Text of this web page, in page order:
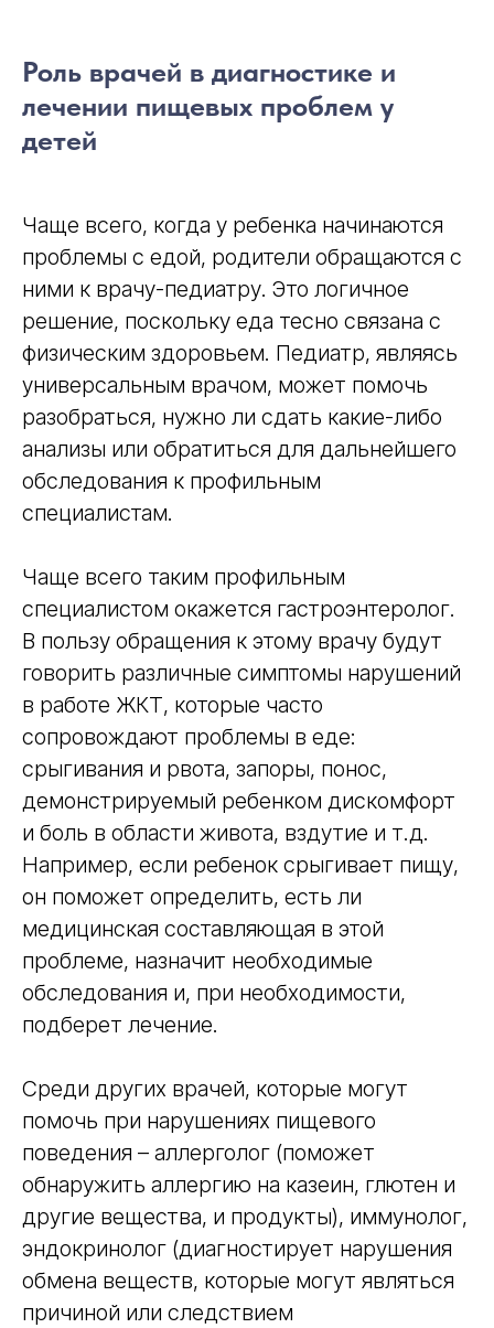
Роль врачей в диагностике и
лечении пищевых проблем у
детей
Чаще всего, когда у ребенка начинаются
проблемы с едой, родители обращаются с
ними к врачу-педиатру. Это логичное
решение, поскольку еда тесно связана с
физическим здоровьем. Педиатр, являясь
универсальным врачом, может помочь
разобраться, нужно ли сдать какие-либо
анализы или обратиться для дальнейшего
обследования к профильным
специалистам.
Чаще всего таким профильным
специалистом окажется гастроэнтеролог.
В пользу обращения к этому врачу будут
говорить различные симптомы нарушений
в работе ЖКТ, которые часто
сопровождают проблемы в еде:
срыгивания и рвота, запоры, понос,
демонстрируемый ребенком дискомфорт
и боль в области живота, вздутие и т.д.
Например, если ребенок срыгивает пищу,
он поможет определить, есть ли
медицинская составляющая в этой
проблеме, назначит необходимые
обследования и, при необходимости,
подберет лечение.
Среди других врачей, которые могут
помочь при нарушениях пищевого
поведения – аллерголог (поможет
обнаружить аллергию на казеин, глютен и
другие вещества, и продукты), иммунолог,
эндокринолог (диагностирует нарушения
обмена веществ, которые могут являться
причиной или следствием